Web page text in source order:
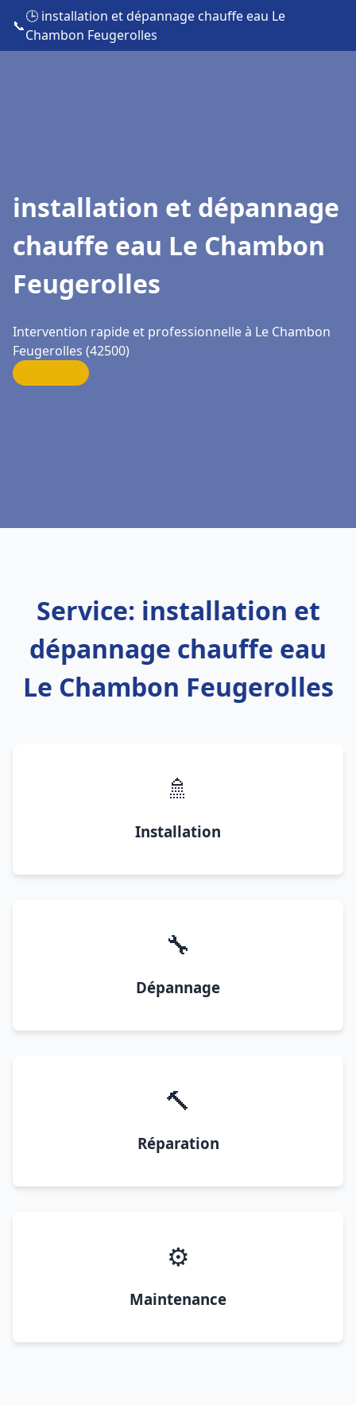
📞
🕒 installation et dépannage chauffe eau Le
Chambon Feugerolles
installation et dépannage
chauffe eau Le Chambon
Feugerolles
Intervention rapide et professionnelle à Le Chambon
Feugerolles (42500)
Service: installation et
dépannage chauffe eau
Le Chambon Feugerolles
🚿
Installation
🔧
Dépannage
🔨
Réparation
⚙️
Maintenance